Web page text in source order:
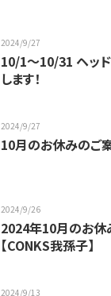
2024/9/27
10/1〜10/31 ヘッ
します！
2024/9/27
10月のお休みのご
2024/9/26
2024年10月のお休
【CONKS我孫子】
2024/9/13